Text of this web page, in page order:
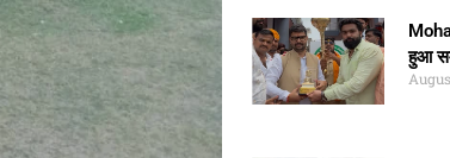
हुआ